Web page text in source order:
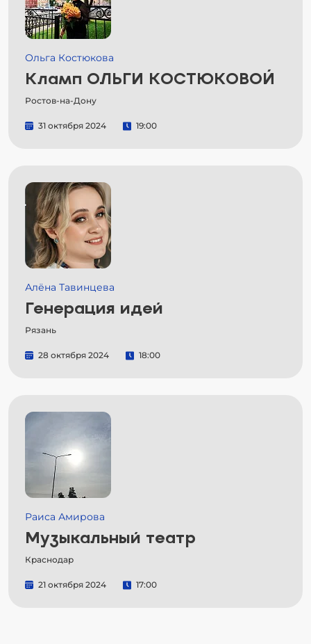
Ольга Костюкова
Кламп ОЛЬГИ КОСТЮКОВОЙ
Ростов-на-Дону
31 октября 2024 19:00
Алёна Тавинцева
Генерация идей
Рязань
28 октября 2024 18:00
Раиса Амирова
Музыкальный театр
Краснодар
21 октября 2024 17:00